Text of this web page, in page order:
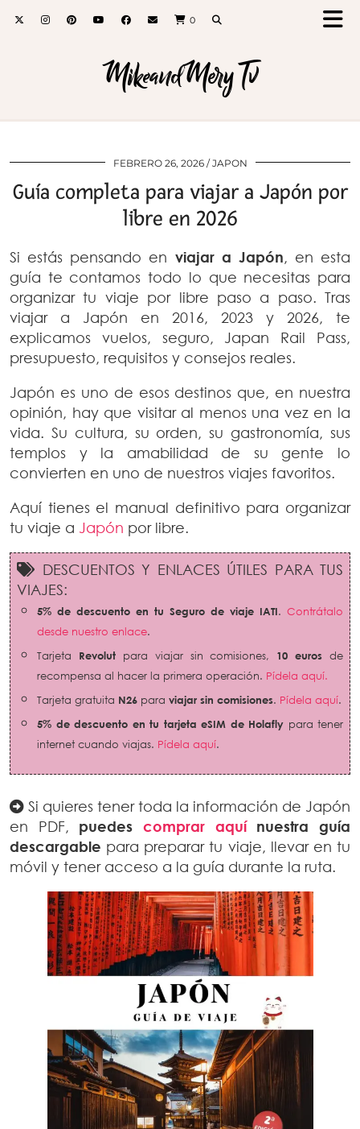
0
MikeandMery Tv
FEBRERO 26, 2026 JAPON
Guía completa para viajar a Japón por
libre en 2026
Si estás pensando en viajar a Japón, en esta
guía te contamos todo lo que necesitas para
organizar tu viaje por libre paso a paso. Tras
viajar a Japón en 2016, 2023 y 2026, te
explicamos vuelos, seguro, Japan Rail Pass,
presupuesto, requisitos y consejos reales.
Japón es uno de esos destinos que, en nuestra
opinión, hay que visitar al menos una vez en la
vida. Su cultura, su orden, su gastronomía, sus
templos y la amabilidad de su gente lo
convierten en uno de nuestros viajes favoritos.
Aquí tienes el manual definitivo para organizar
tu viaje a Japón por libre.
DESCUENTOS Y ENLACES ÚTILES PARA TUS
VIAJES:
5% de descuento en tu Seguro de viaje IATI. Contrátalo
desde nuestro enlace.
Tarjeta Revolutpara viajar sin comisiones, 10 euros de
recompensa al hacer la primera operación. Pídela aquí.
Tarjeta gratuita N26 para viajar sin comisiones. Pídela aquí.
5% de descuento en tu tarjeta eSIM de Holafly para tener
internet cuando viajas. Pídela aquí.
Si quieres tener toda la información de Japón
en PDF, puedescomprar aquínuestra guía
descargable para preparar tu viaje, llevar en tu
móvil y tener acceso a la guía durante la ruta.